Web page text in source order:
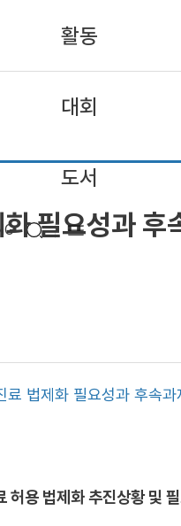
활동
대회
도서
필요성과 후
료 법제화 필요성과 후속
허용 법제화 추진상황 및